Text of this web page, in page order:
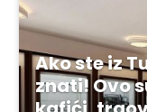
Ako ste iz
znati! Ovo